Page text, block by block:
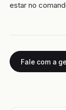
estar no
Fale com a